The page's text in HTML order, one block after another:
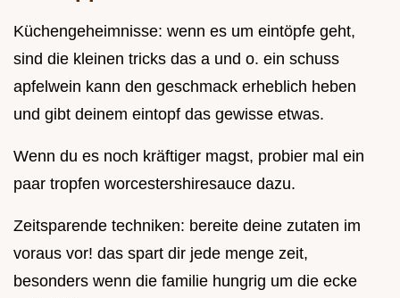
Küchengeheimnisse: wenn es um eintöpfe geht,
sind die kleinen tricks das a und o. ein schuss
apfelwein kann den geschmack erheblich heben
und gibt deinem eintopf das gewisse etwas.
Wenn du es noch kräftiger magst, probier mal ein
paar tropfen worcestershiresauce dazu.
Zeitsparende techniken: bereite deine zutaten im
voraus vor! das spart dir jede menge zeit,
besonders wenn die familie hungrig um die ecke